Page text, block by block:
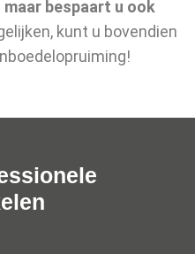
bespaart u ook
kunt u bovendien